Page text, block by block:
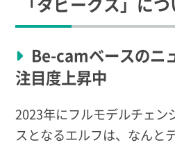
Be-camベースのニ
注目度上昇中
2023年にフルモデルチェン
スとなるエルフは、なんと